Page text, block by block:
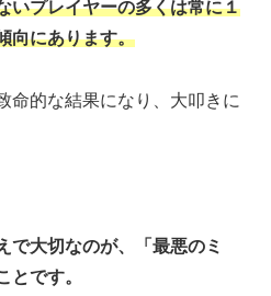
いプレイヤーの多くは常に１
向にあります。
命的な結果になり、大叩きに
で大切なのが、「最悪のミ
とです。